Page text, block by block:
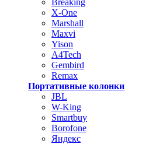
Breaking
X-One
Marshall
Maxvi
Yison
A4Tech
Gembird
Remax
Портативные колонки
JBL
W-King
Smartbuy
Borofone
Яндекс